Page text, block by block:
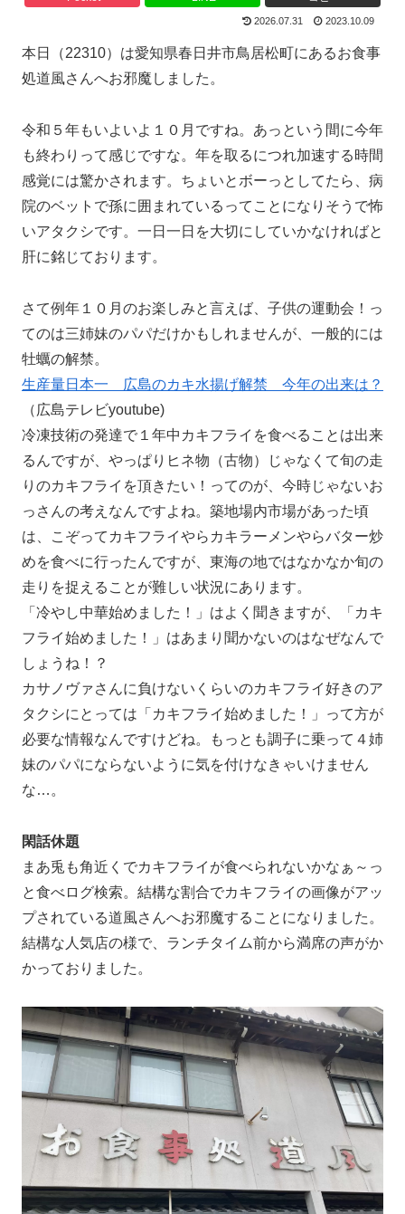
2026.07.31 2023.10.09
本日（22310）は愛知県春日井市鳥居松町にあるお食事
処道風さんへお邪魔しました。
令和５年もいよいよ１０月ですね。あっという間に今年
も終わりって感じですな。年を取るにつれ加速する時間
感覚には驚かされます。ちょいとボーっとしてたら、病
院のベットで孫に囲まれているってことになりそうで怖
いアタクシです。一日一日を大切にしていかなければと
肝に銘じております。
さて例年１０月のお楽しみと言えば、子供の運動会！っ
てのは三姉妹のパパだけかもしれませんが、一般的には
牡蠣の解禁。
生産量日本一 広島のカキ水揚げ解禁 今年の出来は？
（広島テレビyoutube)
冷凍技術の発達で１年中カキフライを食べることは出来
るんですが、やっぱりヒネ物（古物）じゃなくて旬の走
りのカキフライを頂きたい！ってのが、今時じゃないお
っさんの考えなんですよね。築地場内市場があった頃
は、こぞってカキフライやらカキラーメンやらバター炒
めを食べに行ったんですが、東海の地ではなかなか旬の
走りを捉えることが難しい状況にあります。
「冷やし中華始めました！」はよく聞きますが、「カキ
フライ始めました！」はあまり聞かないのはなぜなんで
しょうね！？
カサノヴァさんに負けないくらいのカキフライ好きのア
タクシにとっては「カキフライ始めました！」って方が
必要な情報なんですけどね。もっとも調子に乗って４姉
妹のパパにならないように気を付けなきゃいけません
な…。
閑話休題
まあ兎も角近くでカキフライが食べられないかなぁ～っ
と食べログ検索。結構な割合でカキフライの画像がアッ
プされている道風さんへお邪魔することになりました。
結構な人気店の様で、ランチタイム前から満席の声がか
かっておりました。